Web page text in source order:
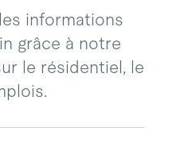
informations
grâce à notre
le résidentiel, le